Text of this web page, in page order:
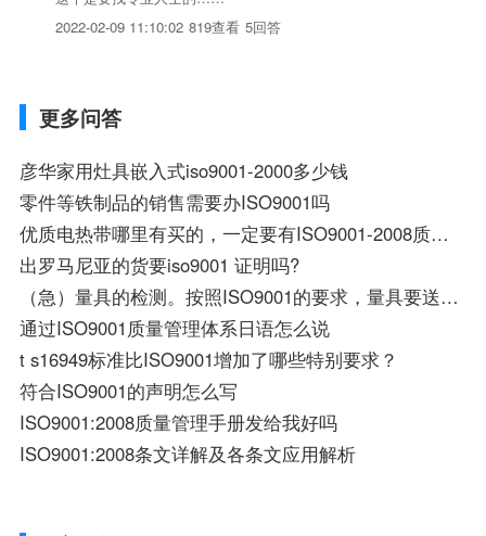
2022-02-09 11:10:02 819查看 5回答
更多问答
彦华家用灶具嵌入式iso9001-2000多少钱
零件等铁制品的销售需要办ISO9001吗
优质电热带哪里有买的，一定要有ISO9001-2008质量体系认证号防爆认证
出罗马尼亚的货要iso9001 证明吗?
（急）量具的检测。按照ISO9001的要求，量具要送有关部门检测。要唐山在送到哪个部门？
通过ISO9001质量管理体系日语怎么说
t s16949标准比ISO9001增加了哪些特别要求？
符合ISO9001的声明怎么写
ISO9001:2008质量管理手册发给我好吗
ISO9001:2008条文详解及各条文应用解析